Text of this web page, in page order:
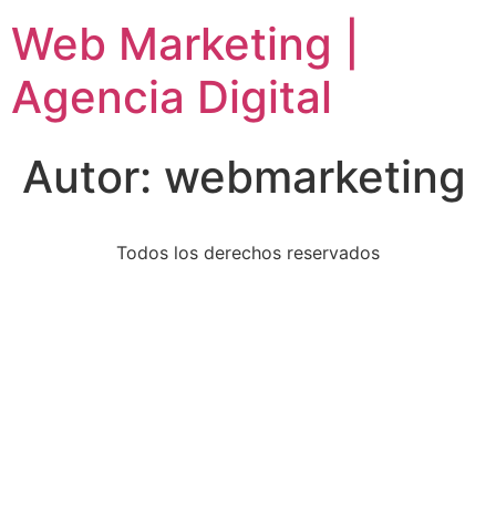
Web Marketing |
Agencia Digital
Autor: webmarketing
Todos los derechos reservados